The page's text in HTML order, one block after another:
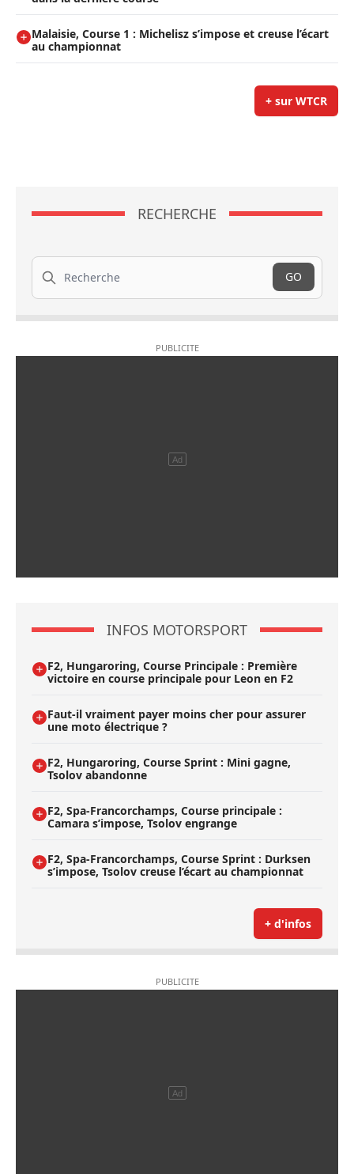
Malaisie, Course 1 : Michelisz s’impose et creuse l’écart
au championnat
+ sur WTCR
RECHERCHE
Recherche
GO
INFOS MOTORSPORT
F2, Hungaroring, Course Principale : Première
victoire en course principale pour Leon en F2
Faut-il vraiment payer moins cher pour assurer
une moto électrique ?
F2, Hungaroring, Course Sprint : Mini gagne,
Tsolov abandonne
F2, Spa-Francorchamps, Course principale :
Camara s’impose, Tsolov engrange
F2, Spa-Francorchamps, Course Sprint : Durksen
s’impose, Tsolov creuse l’écart au championnat
+ d'infos